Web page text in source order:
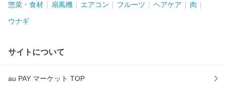
惣菜・食材 扇風機 エアコン フルーツ ヘアケア 肉
ウナギ
サイトについて
au PAY マーケット TOP